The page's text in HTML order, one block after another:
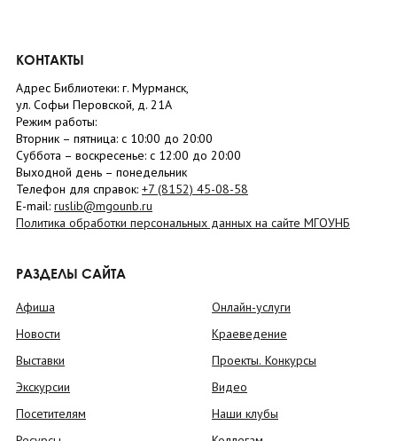
КОНТАКТЫ
Адрес Библиотеки: г. Мурманск,
ул. Софьи Перовской, д. 21А
Режим работы:
Вторник – пятница: с 10:00 до 20:00
Суббота – воскресенье: c 12:00 до 20:00
Выходной день – понедельник
Телефон для справок: +7 (8152) 45-08-58
E-mail: ruslib@mgounb.ru
Политика обработки персональных данных на сайте МГОУНБ
РАЗДЕЛЫ САЙТА
Афиша
Новости
Выставки
Экскурсии
Посетителям
Онлайн-услуги
Краеведение
Проекты. Конкурсы
Видео
Наши клубы